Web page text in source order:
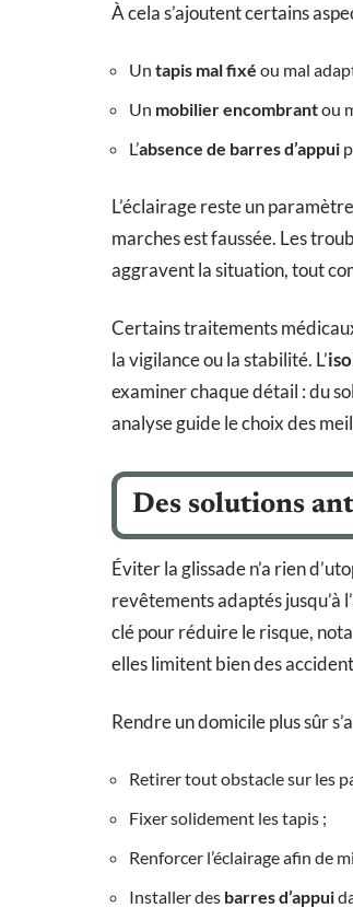
À cela s’ajoutent certains
Un tapis mal fixé ou mal
Un mobilier encombrantou
L’absence de barres d’appui
L’éclairage reste un
marches est faussée. Les
aggravent la situation, tout
Certains traitements
la vigilance ou la stabilité. L’
examiner chaque détail : du
analyse guide le choix des
Des solutions
Éviter la glissade n’a rien
revêtements adaptés jusqu’à
clé pour réduire le risque,
elles limitent bien des
Rendre un domicile plus sûr
Retirer tout obstacle sur les
Fixer solidement les tapis ;
Renforcer l’éclairage afin de
Installer des barres d’appui